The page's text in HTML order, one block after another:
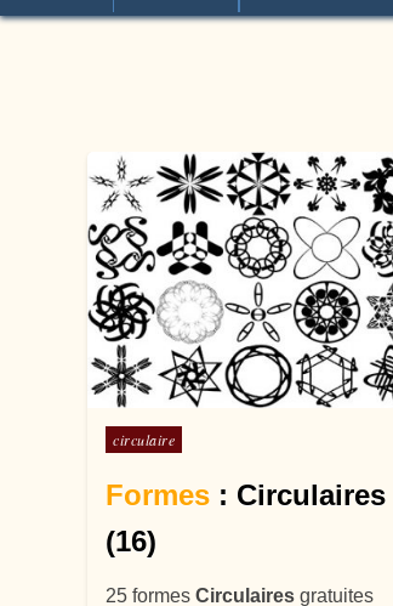
Posté dans
circulaire
Formes : Circulaires
(16)
25 formesCirculaires gratuites